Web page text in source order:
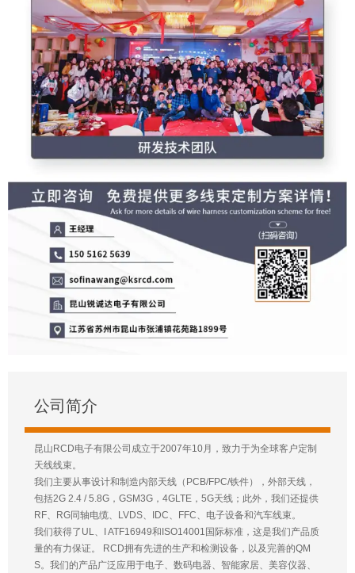
公司简介
昆山RCD电子有限公司成立于2007年10月，致力于为全球客户定制
天线线束。
我们主要从事设计和制造内部天线（PCB/FPC/铁件），外部天线，
包括2G 2.4 / 5.8G，GSM3G，4GLTE，5G天线；此外，我们还提供
RF、RG同轴电缆、LVDS、IDC、FFC、电子设备和汽车线束。
我们获得了UL、I ATF16949和ISO14001国际标准，这是我们产品质
量的有力保证。 RCD拥有先进的生产和检测设备，以及完善的QM
S。我们的产品广泛应用于电子、数码电器、智能家居、美容仪器、